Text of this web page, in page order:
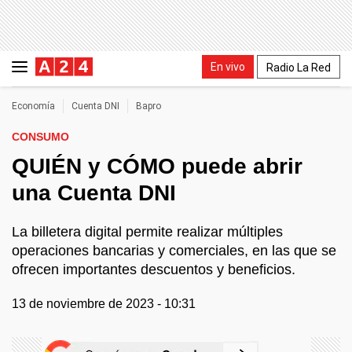
En vivo Radio La Red
Economía Cuenta DNI Bapro
CONSUMO
QUIÉN y CÓMO puede abrir
una Cuenta DNI
La billetera digital permite realizar múltiples
operaciones bancarias y comerciales, en las que se
ofrecen importantes descuentos y beneficios.
13 de noviembre de 2023 - 10:31